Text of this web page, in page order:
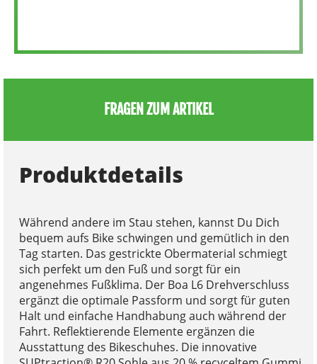
FRAGEN ZUM ARTIKEL
Produktdetails
Während andere im Stau stehen, kannst Du Dich
bequem aufs Bike schwingen und gemütlich in den
Tag starten. Das gestrickte Obermaterial schmiegt
sich perfekt um den Fuß und sorgt für ein
angenehmes Fußklima. Der Boa L6 Drehverschluss
ergänzt die optimale Passform und sorgt für guten
Halt und einfache Handhabung auch während der
Fahrt. Reflektierende Elemente ergänzen die
Ausstattung des Bikeschuhes. Die innovative